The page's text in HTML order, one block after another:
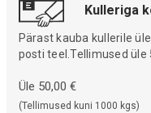
Kulleriga
Pärast kauba kullerile
posti teel.Tellimused
Üle 50,00 €
(Tellimused kuni 1000 kgs)